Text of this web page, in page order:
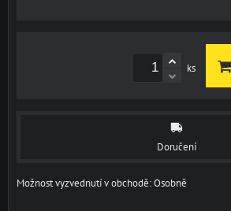
ks
Doručení
Osobně